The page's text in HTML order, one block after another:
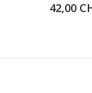
42,00